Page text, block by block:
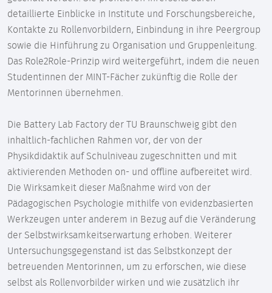
detaillierte Einblicke in Institute und Forschungsbereiche,
Kontakte zu Rollenvorbildern, Einbindung in ihre Peergroup
sowie die Hinführung zu Organisation und Gruppenleitung.
Das Role2Role-Prinzip wird weitergeführt, indem die neuen
Studentinnen der MINT-Fächer zukünftig die Rolle der
Mentorinnen übernehmen.
Die Battery Lab Factory der TU Braunschweig gibt den
inhaltlich-fachlichen Rahmen vor, der von der
Physikdidaktik auf Schulniveau zugeschnitten und mit
aktivierenden Methoden on- und offline aufbereitet wird.
Die Wirksamkeit dieser Maßnahme wird von der
Pädagogischen Psychologie mithilfe von evidenzbasierten
Werkzeugen unter anderem in Bezug auf die Veränderung
der Selbstwirksamkeitserwartung erhoben. Weiterer
Untersuchungsgegenstand ist das Selbstkonzept der
betreuenden Mentorinnen, um zu erforschen, wie diese
selbst als Rollenvorbilder wirken und wie zusätzlich ihr